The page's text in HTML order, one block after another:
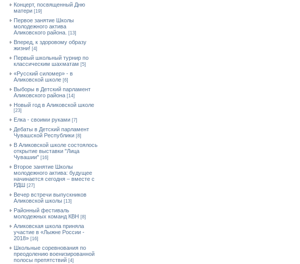
Концерт, посвященный Дню
матери [19]
Первое занятие Школы
молодежного актива
Аликовского района.
[13]
Вперед, к здоровому образу
жизни! [4]
Первый школьный турнир по
классическим шахматам [5]
«Русский силомер» - в
Аликовской школе [6]
Выборы в Детский парламент
Аликовского района [14]
Новый год в Аликовской школе
[23]
Елка - своими руками [7]
Дебаты в Детский парламент
Чувашской Республики [8]
В Аликовской школе состоялось
открытие выставки "Лица
Чувашии" [16]
Второе занятие Школы
молодежного актива: будущее
начинается сегодня – вместе с
РДШ [27]
Вечер встречи выпускников
Аликовской школы [13]
Районный фестиваль
молодежных команд КВН [8]
Аликовская школа приняла
участие в «Лыжне России -
2018» [16]
Школьные соревнования по
преодолению военизированной
полосы препятствий [4]